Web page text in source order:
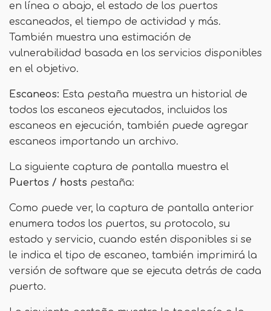
en línea o abajo, el estado de los puertos
escaneados, el tiempo de actividad y más.
También muestra una estimación de
vulnerabilidad basada en los servicios disponibles
en el objetivo.
Escaneos: Esta pestaña muestra un historial de
todos los escaneos ejecutados, incluidos los
escaneos en ejecución, también puede agregar
escaneos importando un archivo.
La siguiente captura de pantalla muestra el
Puertos / hosts pestaña:
Como puede ver, la captura de pantalla anterior
enumera todos los puertos, su protocolo, su
estado y servicio, cuando estén disponibles si se
le indica el tipo de escaneo, también imprimirá la
versión de software que se ejecuta detrás de cada
puerto.